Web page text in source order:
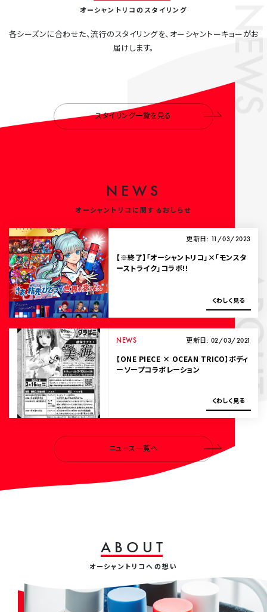
オーシャントリコのスタイリング
各シーズンに合わせた、流行のスタイリングを、オーシャントーキョーがお
届けします。
スタイリング一覧を見る
N E W S
オーシャントリコに関するおしらせ
更新日: 11/03/2023
【※終了】「オーシャントリコ」×「モンスタ
ーストライク」コラボ!!
くわ しく 見る
NEWS 更新日: 02/03/2021
【ONE PIECE × OCEAN TRICO】ボディ
ーソープコラボレーション
くわ しく 見る
ニュース一覧へ
NEWS
A B O U T
オーシャントリコへの想い
ABOUT